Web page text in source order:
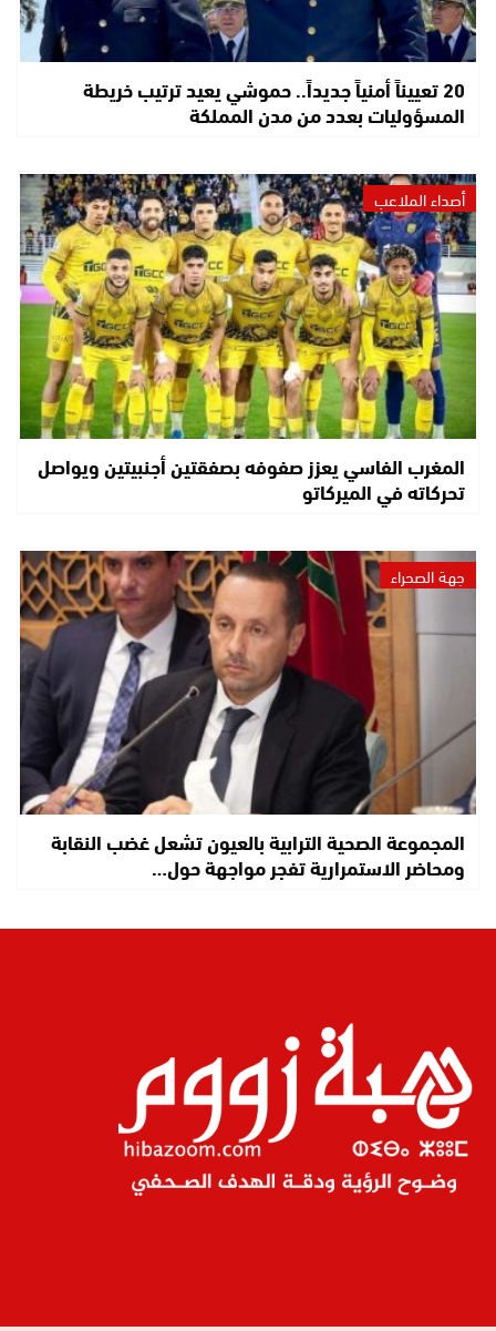
20 تعييناً أمنياً جديداً.. حموشي يعيد ترتيب خريطة
المسؤوليات بعدد من مدن المملكة
أصداء الملاعب
المغرب الفاسي يعزز صفوفه بصفقتين أجنبيتين ويواصل
تحركاته في الميركاتو
جهة الصحراء
المجموعة الصحية الترابية بالعيون تشعل غضب النقابة
ومحاضر الاستمرارية تفجر مواجهة حول…